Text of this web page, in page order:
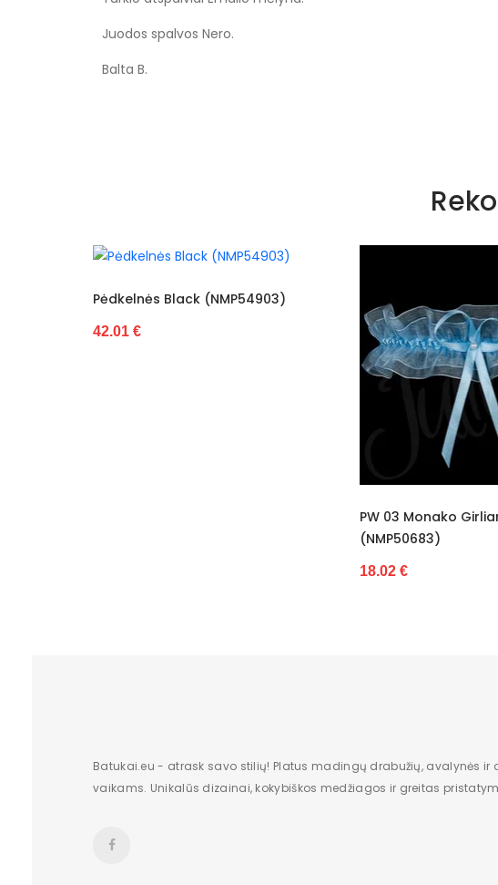
Juodos spalvos Nero.
Balta B.
PW-96
(NMP52380)
17.15 €
Batukai.eu - atrask savo stilių! Platus madingų drabužių, avalynės
vaikams. Unikalūs dizainai, kokybiškos medžiagos ir greitas